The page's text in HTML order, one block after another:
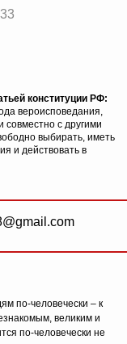
конституции РФ:
вероисповедания,
совместно с другими
выбирать, иметь
и действовать в
по-человечески – к
великим и
по-человечески не